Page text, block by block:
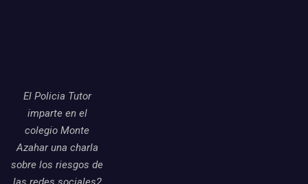
El Policia Tutor
imparte en el
colegio Monte
Azahar una charla
sobre los riesgos de